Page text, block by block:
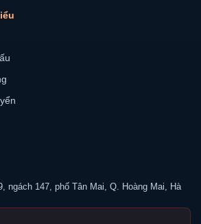
ngách 147, phố Tân Mai, Q. Hoàng Mai, Hà